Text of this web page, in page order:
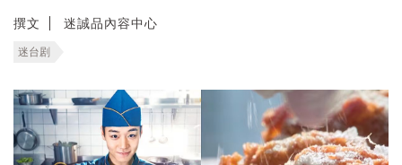
撰文 迷誠品內容中心
迷台剧